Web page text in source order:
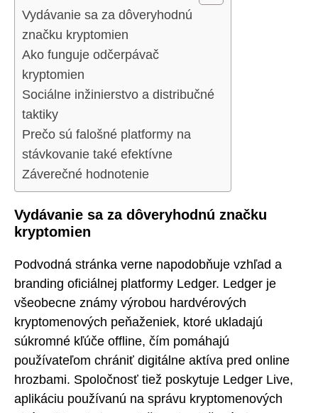
Vydávanie sa za dôveryhodnú
značku kryptomien
Ako funguje odčerpávač
kryptomien
Sociálne inžinierstvo a distribučné
taktiky
Prečo sú falošné platformy na
stávkovanie také efektívne
Záverečné hodnotenie
Vydávanie sa za dôveryhodnú značku
kryptomien
Podvodná stránka verne napodobňuje vzhľad a
branding oficiálnej platformy Ledger. Ledger je
všeobecne známy výrobou hardvérových
kryptomenových peňaženiek, ktoré ukladajú
súkromné kľúče offline, čím pomáhajú
používateľom chrániť digitálne aktíva pred online
hrozbami. Spoločnosť tiež poskytuje Ledger Live,
aplikáciu používanú na správu kryptomenových